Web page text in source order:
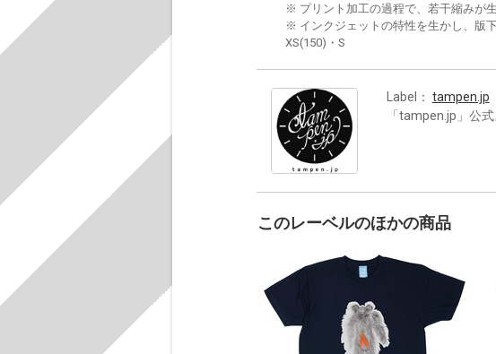
※ プリント加工の過程で、若干縮みが
※ インクジェットの特性を生かし、版
XS(150)・S
Label： tampen.jp
「tampen.jp」公
このレーベルのほかの商品